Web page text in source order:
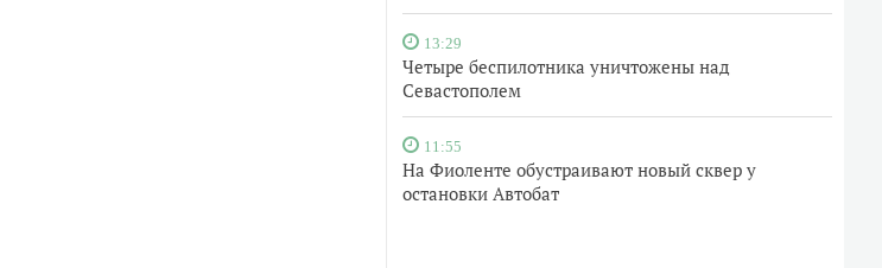
13:29
Четыре беспилотника уничтожены над
Севастополем
11:55
На Фиоленте обустраивают новый сквер у
остановки Автобат